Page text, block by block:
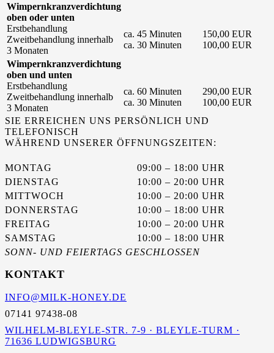
Wimpernkranzverdichtung
oben oder unten
Erstbehandlung
Zweitbehandlung innerhalb
3 Monaten
ca. 45 Minuten
ca. 30 Minuten
150,00 EUR
100,00 EUR
Wimpernkranzverdichtung
oben und unten
Erstbehandlung
Zweitbehandlung innerhalb
3 Monaten
ca. 60 Minuten
ca. 30 Minuten
290,00 EUR
100,00 EUR
SIE ERREICHEN UNS PERSÖNLICH UND
TELEFONISCH
WÄHREND UNSERER ÖFFNUNGSZEITEN:
MONTAG
09:00 – 18:00 UHR
DIENSTAG
10:00 – 20:00 UHR
MITTWOCH
10:00 – 20:00 UHR
DONNERSTAG
10:00 – 18:00 UHR
FREITAG
10:00 – 20:00 UHR
SAMSTAG
10:00 – 18:00 UHR
SONN- UND FEIERTAGS GESCHLOSSEN
KONTAKT
INFO@MILK-HONEY.DE
07141 97438-08
WILHELM-BLEYLE-STR. 7-9 · BLEYLE-TURM ·
71636 LUDWIGSBURG